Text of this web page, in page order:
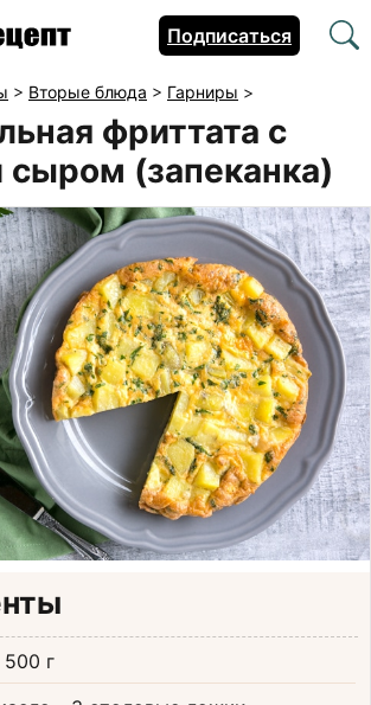
Подписаться
> Вторые блюда > Гарниры >
фриттата с
сыром (запеканка)
500 г